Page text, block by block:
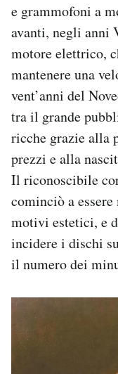
e grammofoni a
avanti, negli anni
motore elettrico,
mantenere una
vent’anni del
tra il grande
ricche grazie alla
prezzi e alla
Il riconoscibile
cominciò a
motivi estetici, e
incidere i dischi
il numero dei